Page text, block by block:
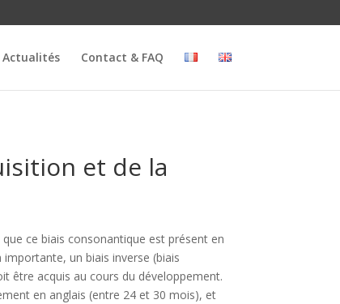
Actualités Contact & FAQ
et de la
ce biais consonantique est présent en
importante, un biais inverse (biais
être acquis au cours du développement.
en anglais (entre 24 et 30 mois), et